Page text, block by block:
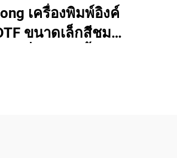
เครื่องพิมพ์อิงค์
ขนาดเล็กสีชมพู